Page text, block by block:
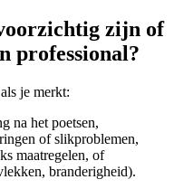
zijn of
professional?
je merkt:
na het poetsen,
of slikproblemen,
maatregelen, of
branderigheid).